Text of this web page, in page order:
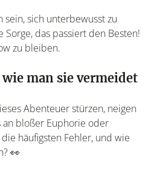
sein, sich unterbewusst zu
das passiert den Besten!
zu bleiben.
man sie vermeidet
Abenteuer stürzen, neigen
an bloßer Euphorie oder
häufigsten Fehler, und wie
👀